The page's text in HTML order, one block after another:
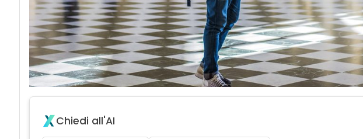
Chiedi all'AI